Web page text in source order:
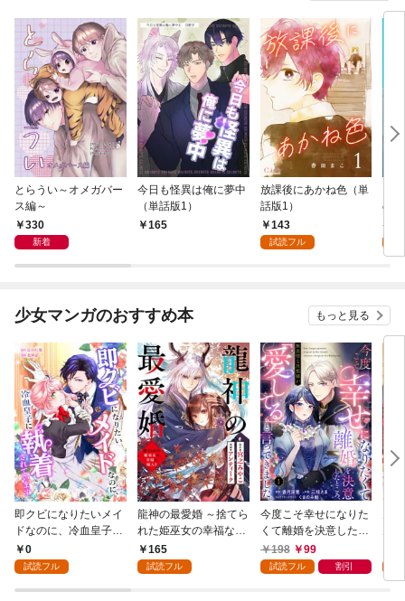
とらうい～オメガバー
ス編～
330
新着
今日も怪異は俺に夢中
（単話版1）
165
放課後にあかね色（単
話版1）
143
試読フル
の
ー
ん
少女マンガのおすすめ本 もっと見る
即クビになりたいメイ
ドなのに、冷血皇子に
執着されています第1
話
0
試読フル
龍神の最愛婚 ～捨てら
れた姫巫女の幸福な嫁
入り～: 1
165
試読フル
今度こそ幸せになりた
くて離婚を決意したと
ころ、無表情な旦那様
が「愛してる」と言っ
198 99
試読フル 割引